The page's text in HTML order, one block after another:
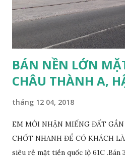
BÁN NỀN LỚN
CHÂU THÀNH A,
tháng 12 04, 2018
EM MỚI NHẬN MIẾNG ĐẤT
CHỐT NHANH ĐỂ CÓ KHÁCH
siêu rẻ mặt tiền quốc lộ 61C .Bán